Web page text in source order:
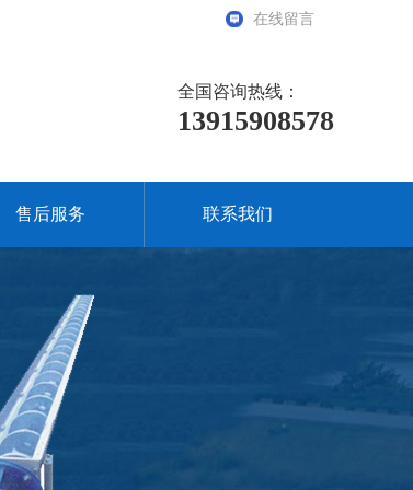
在线留言
全国咨询热线：
13915908578
售后服务 联系我们